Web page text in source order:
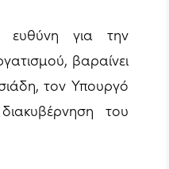
ευθύνη για την
βαραίνει
τον Υπουργό
του